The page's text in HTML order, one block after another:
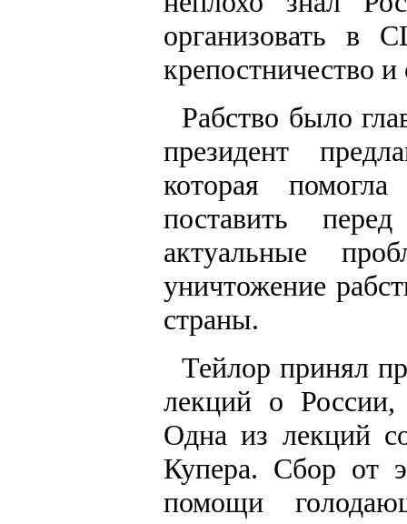
организовать в
крепостничество
Рабство было
президент
которая
поставить
актуальные
уничтожение
страны.
Тейлор принял
лекций о России,
Одна из лекций
Купера. Сбор от
помощи